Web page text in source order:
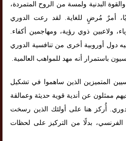
البدنية ولمسة من الروح المتمردة،
أمرٌ مُرضٍ للغاية. لقد رعت الدوري
ولاعبين ذوي رؤية، ومهاجمين أكفاء.
دول أوروبية أخرى من تنافسية الدوري
باستمرار أنه مهد للمواهب العالمية.
المتميزين الذين ساهموا في تشكيل
ممثلون عن أندية قوية حديثة وعمالقة
أُركز هنا على أولئك الذين رسخت
الفرنسي، بدلًا من التركيز على لحظات